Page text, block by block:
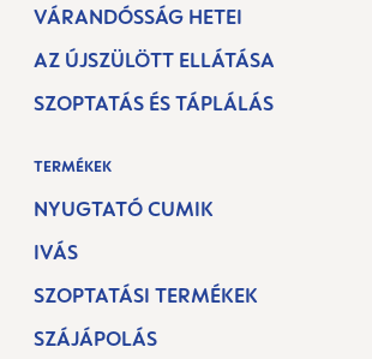
VÁRANDÓSSÁG HETEI
AZ ÚJSZÜLÖTT ELLÁTÁSA
SZOPTATÁS ÉS TÁPLÁLÁS
TERMÉKEK
NYUGTATÓ CUMIK
IVÁS
SZOPTATÁSI TERMÉKEK
SZÁJÁPOLÁS